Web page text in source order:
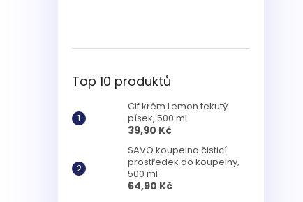
Top 10 produktů
Cif krém Lemon tekutý
písek, 500 ml
39,90 Kč
SAVO koupelna čisticí
prostředek do koupelny,
500 ml
64,90 Kč